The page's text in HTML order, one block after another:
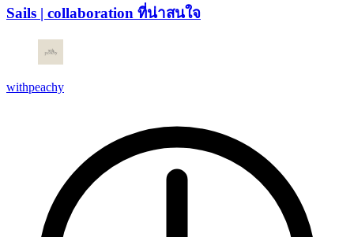
Sails | collaboration ที่น่าสนใจ
withpeachy